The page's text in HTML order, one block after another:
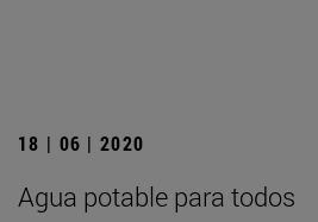
18 | 06 | 2020
Agua potable para todos